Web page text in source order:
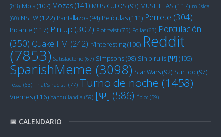
(83) Mola (107) Mozas (141) MUSICULOS (93) MUSITETAS (117) música
(60) NSFW(122) Pantallazos(94) Películas(111) Perrete (304)
Picante (117) Pin up (307) Plot twist (75) Pollas (63) Porculación
(350) Quake FM (242) r/Interesting(100) Reddit
(7853) Satisfactorio (67) Simpsons(98) Sin pirulís [Ψ] (105)
SpanishMeme (3098) Star Wars(92) Surtido (97)
Tessa (63) That's racist! (77) Turno de noche (1458)
Viernes(116) Yanquilandia (59) [Ψ] (586) Épico (59)
📅 CALENDARIO